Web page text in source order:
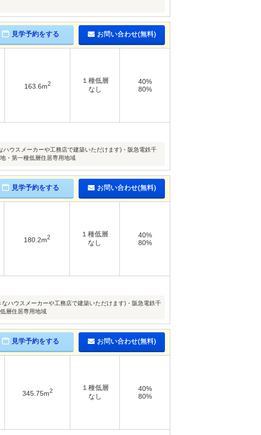
見学予約をする お問い合わせ(無料)
163.6m2
１種低層
なし
40%
80%
ウスメーカーや工務店で建築いただけます)・阪急電鉄千
第一種低層住居専用地域
見学予約をする お問い合わせ(無料)
180.2m2
１種低層
なし
40%
80%
ハウスメーカーや工務店で建築いただけます)・阪急電鉄千
層住居専用地域
見学予約をする お問い合わせ(無料)
345.75m2
１種低層
なし
40%
80%